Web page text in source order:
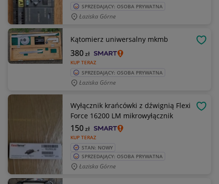
SPRZEDAJĄCY: OSOBA PRYWATNA
Łaziska Górne
Kątomierz uniwersalny mkmb
KUP TERAZ
380zł
SPRZEDAJĄCY: OSOBA PRYWATNA
Łaziska Górne
Wyłącznik krańcówki z dźwignią Flexi
Force 16200 LM mikrowyłącznik
KUP TERAZ
150zł
STAN: NOWY
SPRZEDAJĄCY: OSOBA PRYWATNA
Łaziska Górne